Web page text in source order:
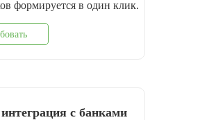
формируется в один клик.
с банками